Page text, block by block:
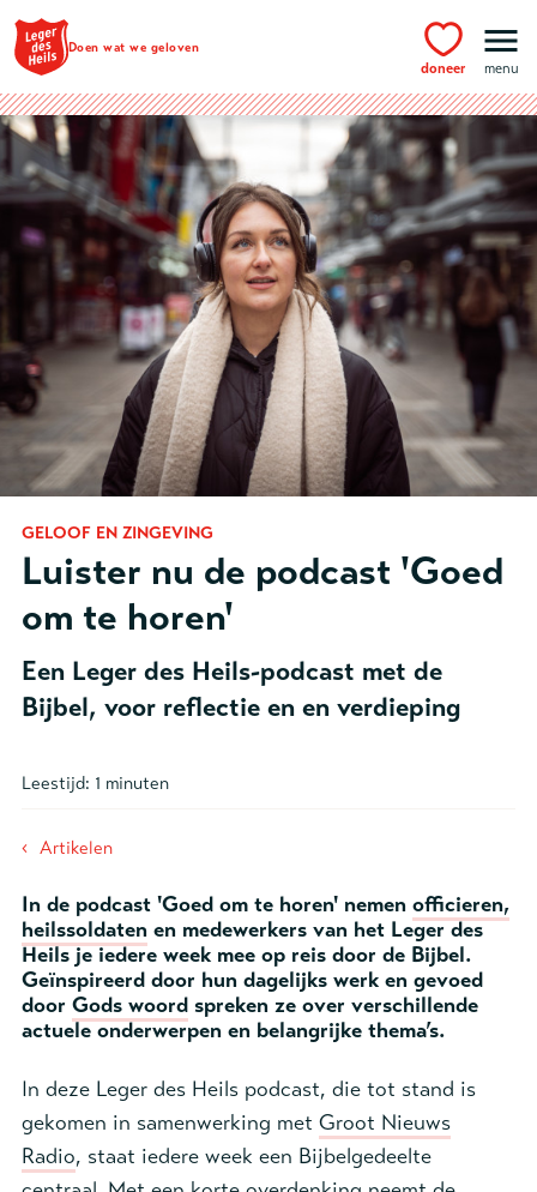
Ga naar hoofdinhoud
Doen wat we geloven
doneer menu
GELOOF EN ZINGEVING
Luister nu de podcast 'Goed
om te horen'
Een Leger des Heils-podcast met de
Bijbel, voor reflectie en en verdieping
Leestijd: 1 minuten
‹ Artikelen
In de podcast 'Goed om te horen' nemen officieren,
heilssoldaten en medewerkers van het Leger des
Heils je iedere week mee op reis door de Bijbel.
Geïnspireerd door hun dagelijks werk en gevoed
door Gods woord spreken ze over verschillende
actuele onderwerpen en belangrijke thema’s.
In deze Leger des Heils podcast, die tot stand is
gekomen in samenwerking met Groot Nieuws
Radio, staat iedere week een Bijbelgedeelte